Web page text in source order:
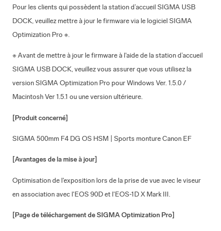
Pour les clients qui possèdent la station d’accueil SIGMA USB
DOCK, veuillez mettre à jour le firmware via le logiciel SIGMA
Optimization Pro ※.
※ Avant de mettre à jour le firmware à l'aide de la station d’accueil
SIGMA USB DOCK, veuillez vous assurer que vous utilisez la
version SIGMA Optimization Pro pour Windows Ver. 1.5.0 /
Macintosh Ver 1.5.1 ou une version ultérieure.
[Produit concerné]
SIGMA 500mm F4 DG OS HSM | Sports monture Canon EF
[Avantages de la mise à jour]
Optimisation de l'exposition lors de la prise de vue avec le viseur
en association avec l'EOS 90D et l'EOS-1D X Mark III.
[Page de téléchargement de SIGMA Optimization Pro]